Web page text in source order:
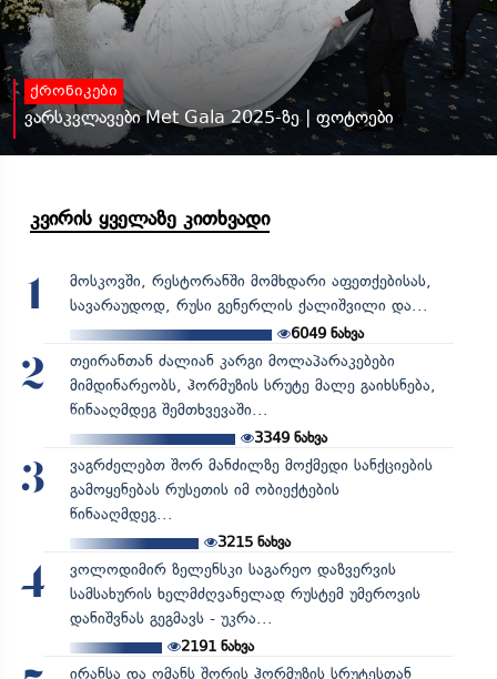
ქრონიკები
ვარსკვლავები Met Gala 2025-ზე | ფოტოები
კვირის ყველაზე კითხვადი
1
მოსკოვში, რესტორანში მომხდარი აფეთქებისას,
სავარაუდოდ, რუსი გენერლის ქალიშვილი და...
6049 ნახვა
2
თეირანთან ძალიან კარგი მოლაპარაკებები
მიმდინარეობს, ჰორმუზის სრუტე მალე გაიხსნება,
წინააღმდეგ შემთხვევაში...
3349ნახვა
3
ვაგრძელებთ შორ მანძილზე მოქმედი სანქციების
გამოყენებას რუსეთის იმ ობიექტების
წინააღმდეგ...
3215ნახვა
4
ვოლოდიმირ ზელენსკი საგარეო დაზვერვის
სამსახურის ხელმძღვანელად რუსტემ უმეროვის
დანიშვნას გეგმავს - უკრა...
2191ნახვა
ირანსა და ომანს შორის ჰორმუზის სრუტესთან